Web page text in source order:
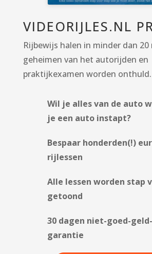
VIDEORIJLES.NL
Rijbewijs halen in minder dan 20
geheimen van het autorijden en
praktijkexamen worden onthuld.
Wil je alles van de auto
je een auto instapt?
Bespaar honderden(!)
rijlessen
Alle lessen worden stap
getoond
30 dagen niet-goed-
garantie